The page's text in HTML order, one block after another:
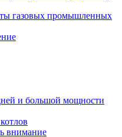
газовых промышленных
и большой мощности
внимание